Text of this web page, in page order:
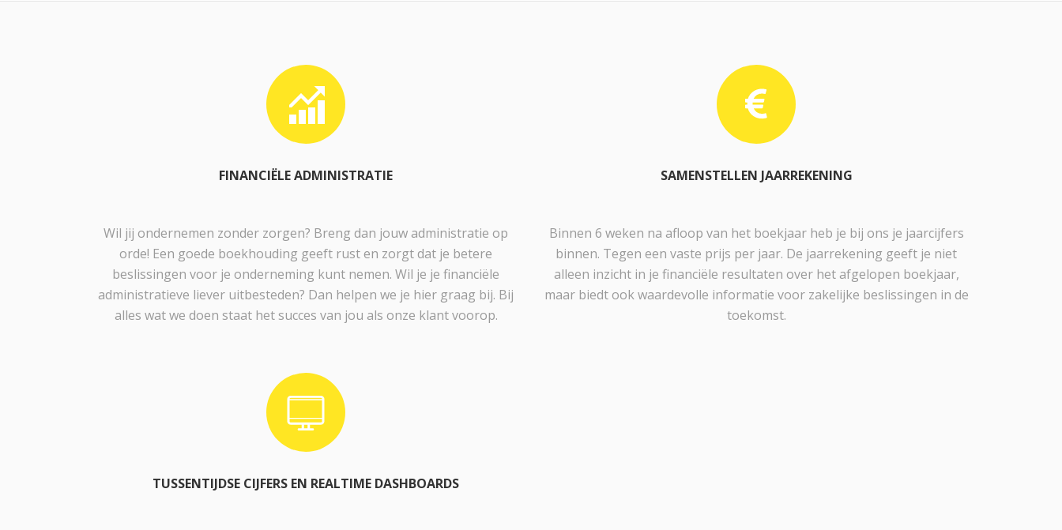
FINANCIËLE ADMINISTRATIE
Wil jij ondernemen zonder zorgen? Breng dan jouw administratie op
orde! Een goede boekhouding geeft rust en zorgt dat je betere
beslissingen voor je onderneming kunt nemen. Wil je je financiële
administratieve liever uitbesteden? Dan helpen we je hier graag bij. Bij
alles wat we doen staat het succes van jou als onze klant voorop.
TUSSENTIJDSE CIJFERS EN REALTIME DASHBOARDS
SAMENSTELLEN JAARREKENING
Binnen 6 weken na afloop van het boekjaar heb je bij ons je jaarcijfers
binnen. Tegen een vaste prijs per jaar. De jaarrekening geeft je niet
alleen inzicht in je financiële resultaten over het afgelopen boekjaar,
maar biedt ook waardevolle informatie voor zakelijke beslissingen in de
toekomst.